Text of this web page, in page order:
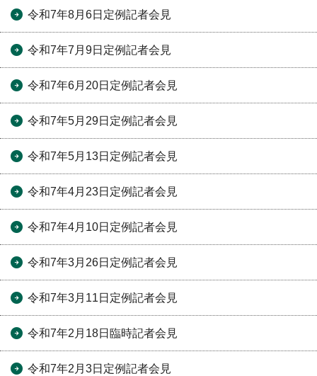
令和7年8月6日定例記者会見
令和7年7月9日定例記者会見
令和7年6月20日定例記者会見
令和7年5月29日定例記者会見
令和7年5月13日定例記者会見
令和7年4月23日定例記者会見
令和7年4月10日定例記者会見
令和7年3月26日定例記者会見
令和7年3月11日定例記者会見
令和7年2月18日臨時記者会見
令和7年2月3日定例記者会見